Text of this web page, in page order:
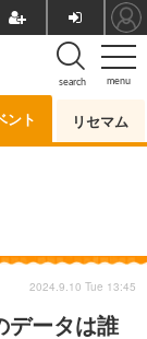
menu
search
ント リセマム
データは誰
2024.9.10 Tue 13:45